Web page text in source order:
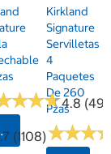
(1108)
★★★
★★★4.8
Kirkland
Signature
Servilletas
4
Paquetes
De 260
Pzas
★★★
★★★